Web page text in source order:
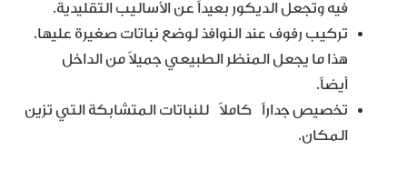
فيه وتجعل الديكور بعيداً عن الأساليب التقليدية.
تركيب رفوف عند النوافذ لوضع نباتات صغيرة عليها.
هذا ما يجعل المنظر الطبيعي جميلاً من الداخل
أيضاً.
تخصيص جداراً كاملاً للنباتات المتشابكة التي تزين
المكان.